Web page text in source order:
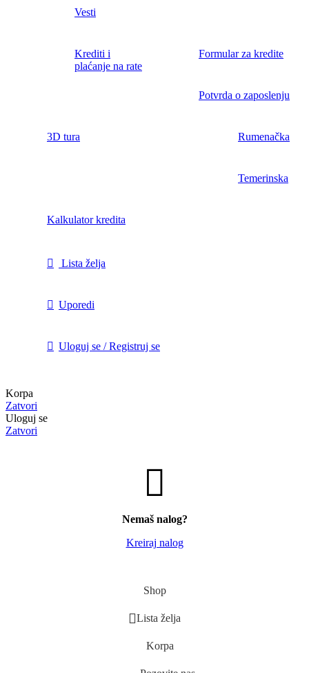
Vesti
Krediti i
plaćanje na rate
Formular za kredite
Potvrda o zaposlenju
3D tura Rumenačka
Temerinska
Kalkulator kredita
Lista želja
Uporedi
Uloguj se / Registruj se
Korpa
Zatvori
Uloguj se
Zatvori
Nemaš nalog?
Kreiraj nalog
Shop
Lista želja
Korpa